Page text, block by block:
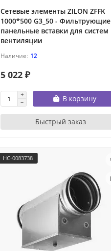
Сетевые элементы ZILON ZFFK
1000*500 G3_50 - Фильтрующие
панельные вставки для систем
вентиляции
12
5 022 ₽
В корзину
Быстрый заказ
НС-0083738